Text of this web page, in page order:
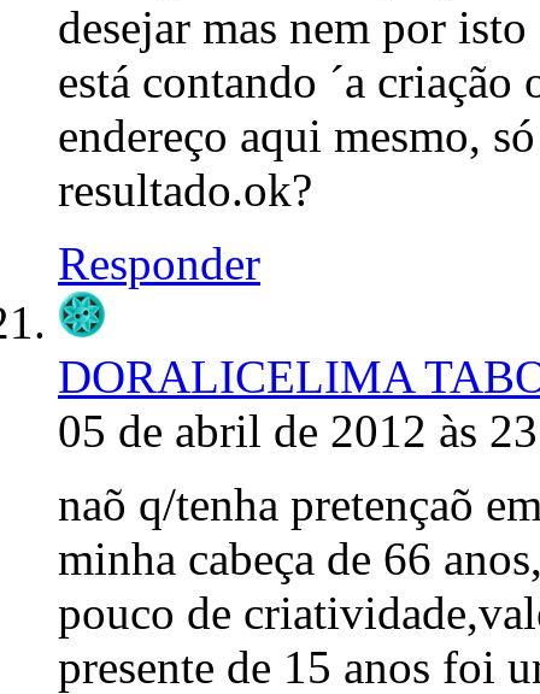
desejar mas nem por
está contando ´a
endereço aqui mesmo,
resultado.ok?
Responder
DORALICELIMA
05 de abril de 2012 às
naõ q/tenha pretençaõ
minha cabeça de 66
pouco de
presente de 15 anos foi